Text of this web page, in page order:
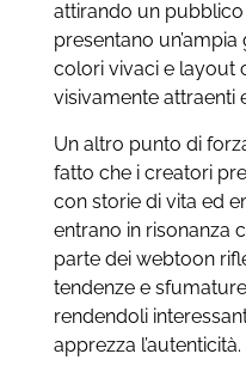
attirando un
presentano
colori vivaci e layout
visivamente attraenti
Un altro punto di
fatto che i creatori
con storie di vita ed
entrano in risonanza
parte dei webtoon
tendenze e
rendendoli
apprezza l’autenticità.